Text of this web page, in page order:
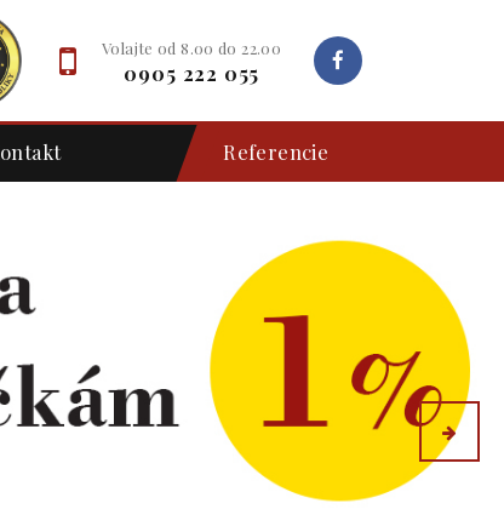
Volajte od 8.00 do 22.00
0905 222 055
Referencie